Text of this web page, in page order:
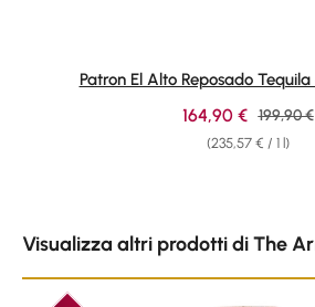
Patron El Alto Reposado
(235,57 € / 1 l)
Sale
164,90 € Regular
199,90 €
Visualizza altri prodotti di The